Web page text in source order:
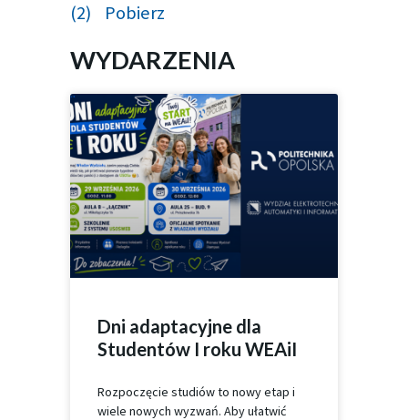
(2)
Pobierz
WYDARZENIA
Dni adaptacyjne dla
Studentów I roku WEAiI
Rozpoczęcie studiów to nowy etap i
wiele nowych wyzwań. Aby ułatwić